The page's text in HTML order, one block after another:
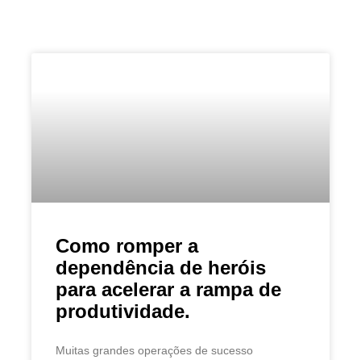
Como romper a
dependência de heróis
para acelerar a rampa de
produtividade.
Muitas grandes operações de sucesso